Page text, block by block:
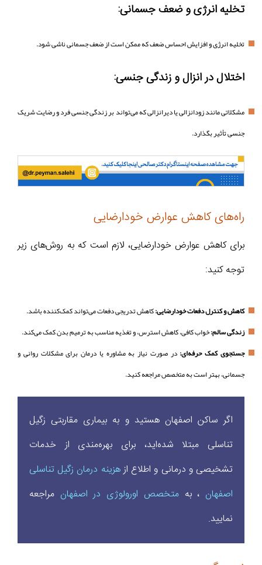
تخلیه انرژی و ضعف جسمانی:
تخلیه انرژی و افزایش احساس ضعف که ممکن است از ضعف جسمانی ناشی شود.
اختلال در انزال و زندگی جنسی:
مشکلاتی مانند زودانزالی یا دیرانزالی که می‌تواند بر زندگی جنسی فرد و رضایت شریک
جنسی تأثیر بگذارد.
راه‌های کاهش عوارض خودارضایی
برای کاهش عوارض خودارضایی، لازم است که به روش‌های زیر
توجه کنید:
کاهش و کنترل دفعات خودارضایی:کاهش تدریجی دفعات می‌تواند کمک‌کننده باشد.
زندگی سالم:خواب کافی، کاهش استرس، و تغذیه مناسب به ترمیم بدن کمک می‌کند.
جستجوی کمک حرفه‌ای: در صورت نیاز به مشاوره یا درمان برای مشکلات روانی و
جسمانی، بهتر است به متخصص مراجعه کنید.
اگر ساکن اصفهان هستید و به بیماری مقاربتی زگیل
تناسلی مبتلا شده‌اید، برای بهره‌مندی از خدمات
تشخیصی و درمانی و اطلاع ازهزینه درمان زگیل تناسلی
اصفهان ، بهمتخصص اورولوژی در اصفهان مراجعه
نمایید.